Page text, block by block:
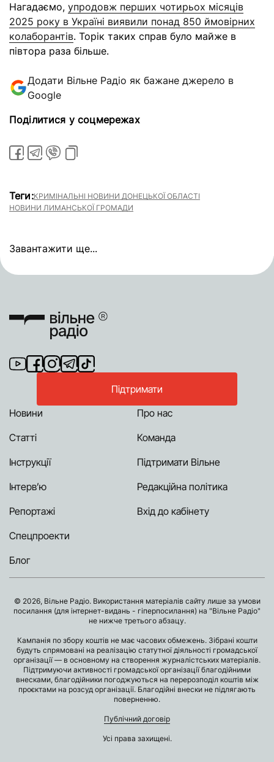
Нагадаємо, упродовж перших чотирьох місяців
2025 року в Україні виявили понад 850 ймовірних
колаборантів. Торік таких справ було майже в
півтора раза більше.
Додати Вільне Радіо як бажане джерело в
Google
Поділитися у соцмережах
Теги:КРИМІНАЛЬНІ НОВИНИ ДОНЕЦЬКОЇ ОБЛАСТІ
НОВИНИ ЛИМАНСЬКОЇ ГРОМАДИ
Завантажити ще...
Підтримати
Новини
Статті
Інструкції
Інтерв’ю
Репортажі
Спецпроекти
Блог
Про нас
Команда
Підтримати Вільне
Редакційна політика
Вхід до кабінету
© 2026, Вільне Радіо. Використання матеріалів сайту лише за умови
посилання (для інтернет-видань - гіперпосилання) на "Вільне Радіо"
не нижче третього абзацу.
Кампанія по збору коштів не має часових обмежень. Зібрані кошти
будуть спрямовані на реалізацію статутної діяльності громадської
організації — в основному на створення журналістських матеріалів.
Підтримуючи активності громадської організації благодійними
внесками, благодійники погоджуються на перерозподіл коштів між
проєктами на розсуд організації. Благодійні внески не підлягають
поверненню.
Публічний договір
Усі права захищені.